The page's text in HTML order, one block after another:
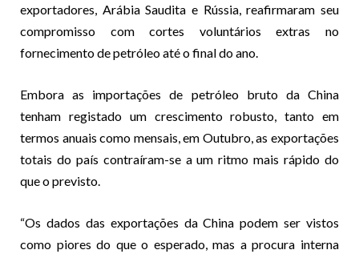
exportadores, Arábia Saudita e Rússia, reafirmaram seu
compromisso com cortes voluntários extras no
fornecimento de petróleo até o final do ano.
Embora as importações de petróleo bruto da China
tenham registado um crescimento robusto, tanto em
termos anuais como mensais, em Outubro, as exportações
totais do país contraíram-se a um ritmo mais rápido do
que o previsto.
“Os dados das exportações da China podem ser vistos
como piores do que o esperado, mas a procura interna